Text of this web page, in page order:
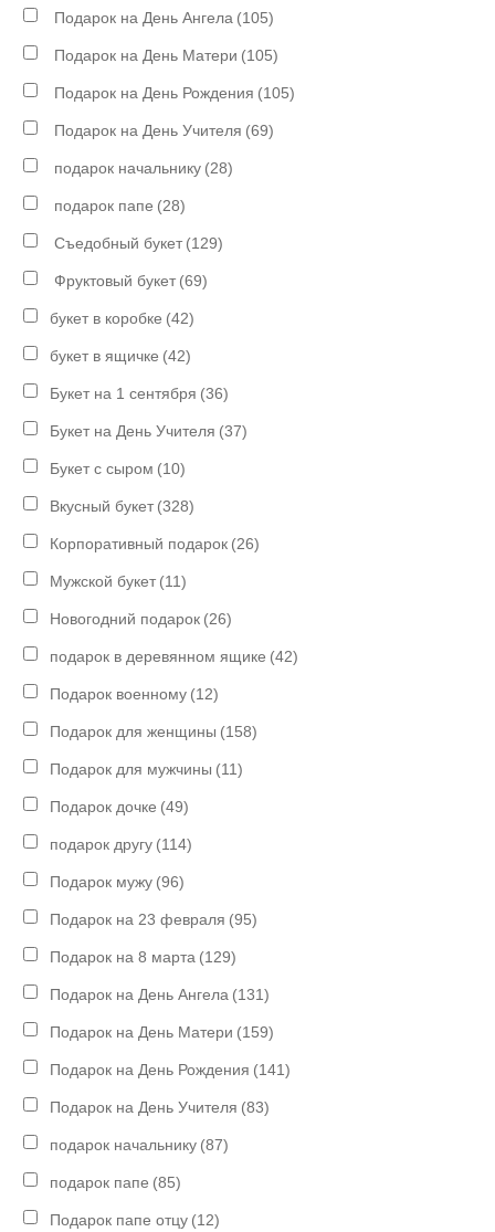
Подарок на День Ангела (105)
Подарок на День Матери (105)
Подарок на День Рождения (105)
Подарок на День Учителя (69)
подарок начальнику (28)
подарок папе (28)
Съедобный букет (129)
Фруктовый букет (69)
букет в коробке (42)
букет в ящичке (42)
Букет на 1 сентября (36)
Букет на День Учителя (37)
Букет с сыром (10)
Вкусный букет (328)
Корпоративный подарок (26)
Мужской букет (11)
Новогодний подарок (26)
подарок в деревянном ящике (42)
Подарок военному (12)
Подарок для женщины (158)
Подарок для мужчины (11)
Подарок дочке (49)
подарок другу (114)
Подарок мужу (96)
Подарок на 23 февраля (95)
Подарок на 8 марта (129)
Подарок на День Ангела (131)
Подарок на День Матери (159)
Подарок на День Рождения (141)
Подарок на День Учителя (83)
подарок начальнику (87)
подарок папе (85)
Подарок папе отцу (12)